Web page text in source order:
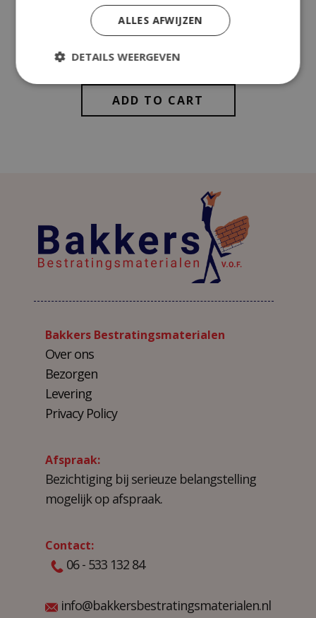
Totaal (incl. btw) 186,28
ADD TO CART
Bakkers Bestratingsmaterialen
Over ons
Bezorgen
Levering
Privacy Policy
Afspraak:
Bezichtiging bij serieuze belangstelling
mogelijk op afspraak.
Contact:
06 - 533 132 84
info@bakkersbestratingsmaterialen.nl
ALLES AFWIJZEN
DETAILS WEERGEVEN